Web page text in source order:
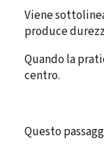
Viene
produce
Quando la
centro.
Questo